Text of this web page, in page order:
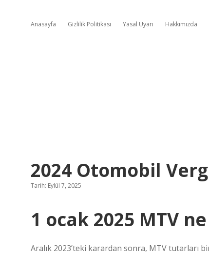
Anasayfa Gizlilik Politikası Yasal Uyarı Hakkımızda
2024 Otomobil
Tarih: Eylül 7, 2025
1 ocak 2025 MTV
Aralık 2023’teki karardan sonra, MTV tutarları